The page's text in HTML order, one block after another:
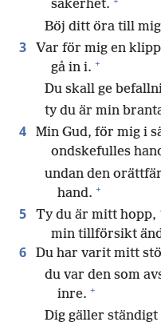
säkerhet.
Böj ditt öra till
3
Var för mig en
gå in i. +
Du skall ge
ty du är min
4
Min Gud, för mig i
ondskefulles
undan den
hand. +
5 Ty du är mitt hopp,
min tillförsikt
6 Du har varit mitt
du var den som
inre. +
Dig gäller